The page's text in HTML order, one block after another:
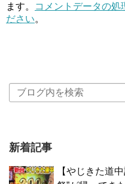
ます。
コメントデータの処
ださい。
新着記事
【やじきた道